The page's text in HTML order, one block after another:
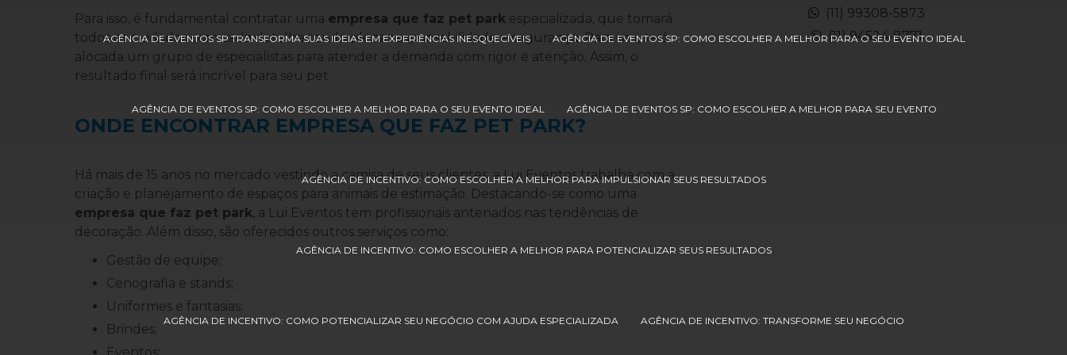
AGÊNCIA DE EVENTOS SP TRANSFORMA SUAS IDEIAS EM EXPERIÊNCIAS INESQUECÍVEIS AGÊNCIA DE EVENTOS SP: COMO ESCOLHER A MELHOR PARA O SEU EVENTO IDEAL
AGÊNCIA DE EVENTOS SP: COMO ESCOLHER A MELHOR PARA O SEU EVENTO IDEAL AGÊNCIA DE EVENTOS SP: COMO ESCOLHER A MELHOR PARA SEU EVENTO
AGÊNCIA DE INCENTIVO: COMO ESCOLHER A MELHOR PARA IMPULSIONAR SEUS RESULTADOS
AGÊNCIA DE INCENTIVO: COMO ESCOLHER A MELHOR PARA POTENCIALIZAR SEUS RESULTADOS
AGÊNCIA DE INCENTIVO: COMO POTENCIALIZAR SEU NEGÓCIO COM AJUDA ESPECIALIZADA AGÊNCIA DE INCENTIVO: TRANSFORME SEU NEGÓCIO
Para isso, é fundamental contratar uma empresa que faz pet park especializada, que tomará
todos os cuidados com cada detalhe tendo plena responsabilidade e segurança. Para isso, será
alocada um grupo de especialistas para atender a demanda com rigor e atenção. Assim, o
resultado final será incrível para seu pet.
ONDE ENCONTRAR EMPRESA QUE FAZ PET PARK?
Há mais de 15 anos no mercado vestindo a camisa de seus clientes, a Lui Eventos trabalha com a
criação e planejamento de espaços para animais de estimação. Destacando-se como uma
empresa que faz pet park, a Lui Eventos tem profissionais antenados nas tendências de
decoração. Além disso, são oferecidos outros serviços como:
Gestão de equipe;
Cenografia e stands;
Uniformes e fantasias;
Brindes;
Cenografia de natal
Cenografia tematica
(11) 99308-5873
(11) 94524-8771